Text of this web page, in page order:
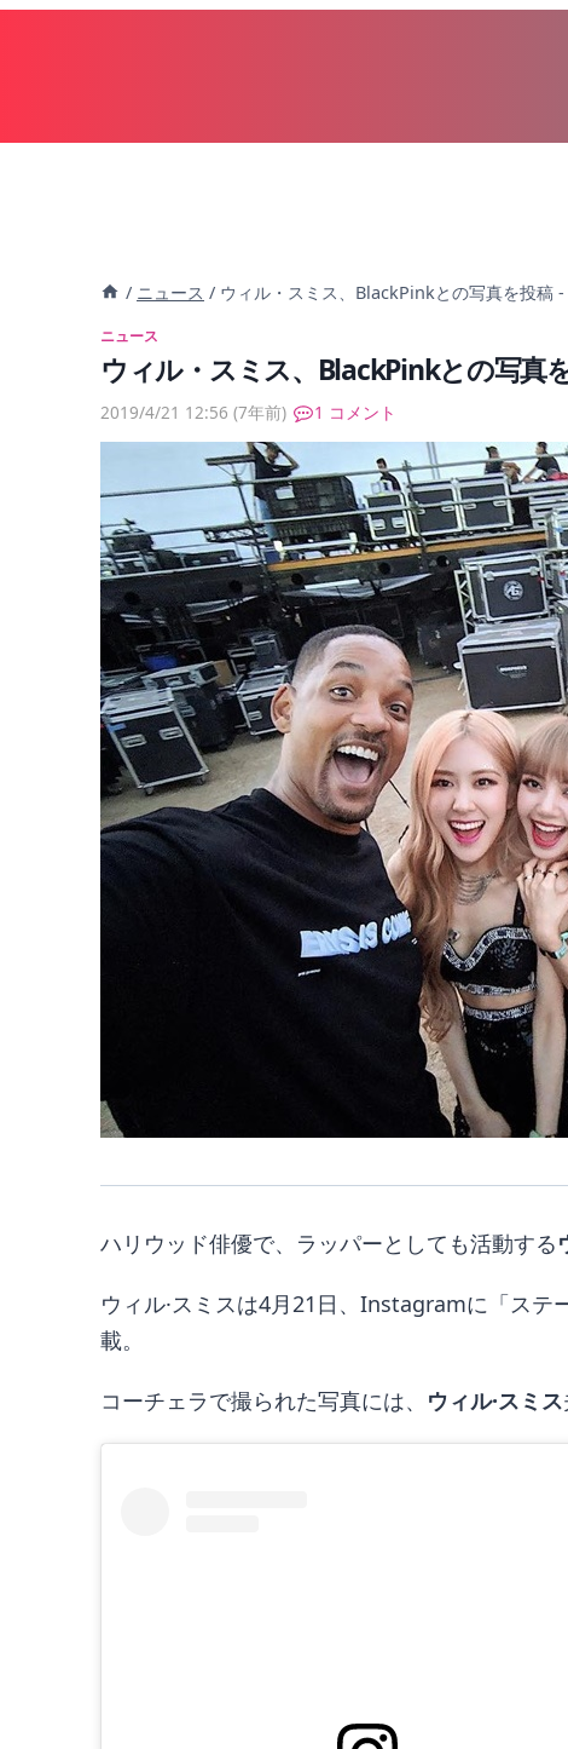
/ ニュース / ウィル・スミス、BlackPinkとの写真を投稿 -
ニュース
ウィル・スミス、BlackPinkとの写真
2019/4/21 12:56 (7年前) 1 コメント
ハリウッド俳優で、ラッパーとしても活動する
ウィル·スミスは4月21日、Instagramに「ス
載。
コーチェラで撮られた写真には、 ウィル·スミス